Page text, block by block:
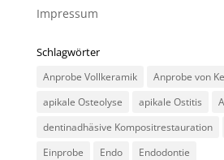
Impressum
Schlagwörter
Anprobe Vollkeramik
Anprobe von
apikale Osteolyse
apikale Ostitis
dentinadhäsive Kompositrestauration
Einprobe
Endo
Endodontie